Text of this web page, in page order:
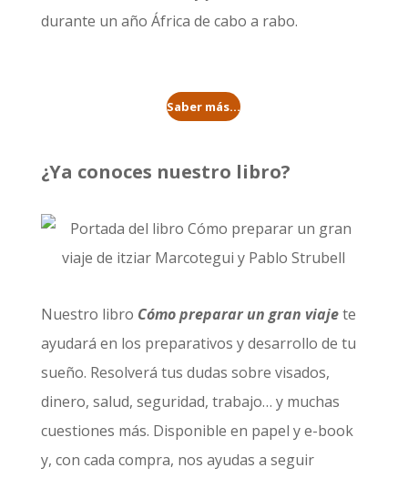
durante un año África de cabo a rabo.
Saber más...
¿Ya conoces nuestro libro?
Nuestro libro Cómo preparar un gran viajete
ayudará en los preparativos y desarrollo de tu
sueño. Resolverá tus dudas sobre visados,
dinero, salud, seguridad, trabajo… y muchas
cuestiones más. Disponible en papel y e-book
y, con cada compra, nos ayudas a seguir